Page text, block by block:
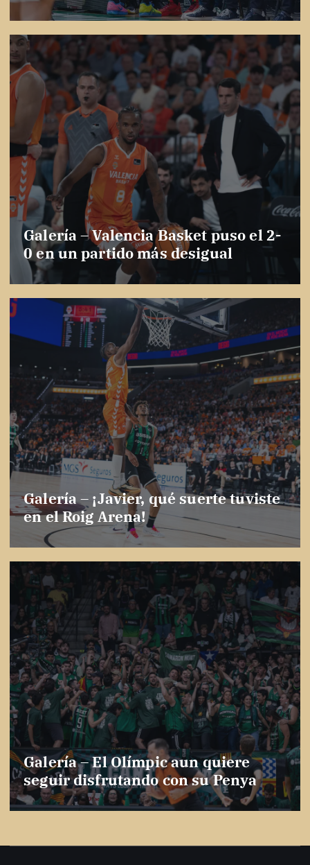
Galería – Valencia Basket puso el 2-
0 en un partido más desigual
Galería – ¡Javier, qué suerte tuviste
en el Roig Arena!
Galería – El Olímpic aun quiere
seguir disfrutando con su Penya